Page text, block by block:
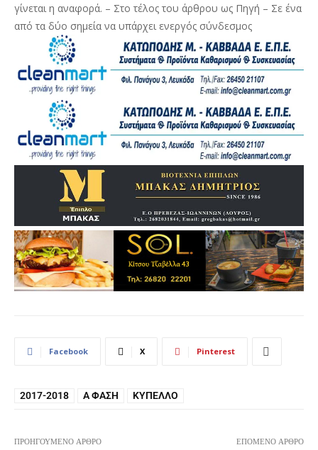
γίνεται η αναφορά. – Στο τέλος του άρθρου ως Πηγή – Σε ένα
από τα δύο σημεία να υπάρχει ενεργός σύνδεσμος
Facebook X Pinterest
2017-2018 Α ΦΆΣΗ ΚΎΠΕΛΛΟ
ΠΡΟΗΓΟΎΜΕΝΟ ΆΡΘΡΟ ΕΠΌΜΕΝΟ ΆΡΘΡΟ